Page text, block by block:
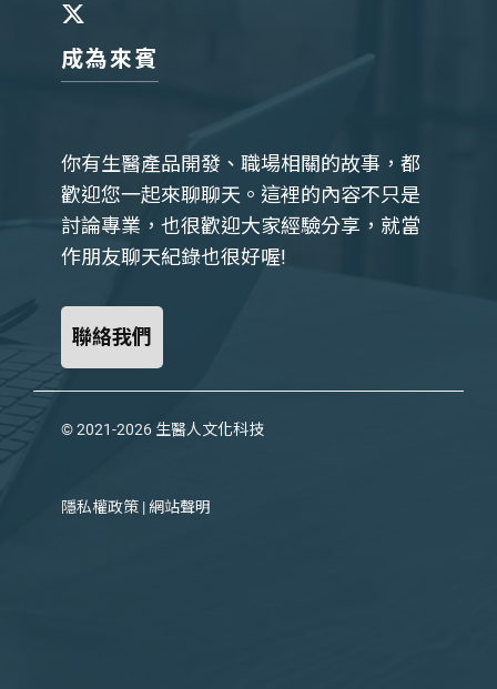
成為來賓
你有生醫產品開發、職場相關的故事，都
歡迎您一起來聊聊天。這裡的內容不只是
討論專業，也很歡迎大家經驗分享，就當
作朋友聊天紀錄也很好喔!
聯絡我們
© 2021-2026 生醫人文化科技
隱私權政策 |網站聲明